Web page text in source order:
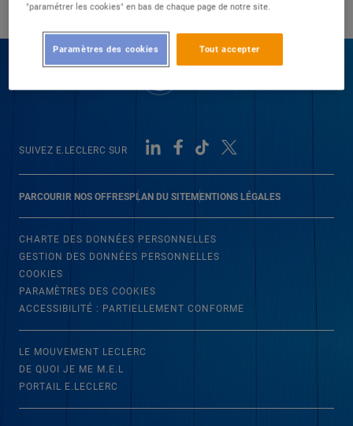
PARCOURIR NOS OFFRESPLAN DU SITEMENTIONS LÉGALES
SUIVEZ E.LECLERC SUR
CHARTE DES DONNÉES PERSONNELLES
GESTION DES DONNÉES PERSONNELLES
COOKIES
PARAMÈTRES DES COOKIES
ACCESSIBILITÉ : PARTIELLEMENT CONFORME
LE MOUVEMENT LECLERC
DE QUOI JE ME M.E.L
PORTAIL E.LECLERC
"paramétrer les cookies" en bas de chaque page de notre site.
Tout accepter
Paramètres des cookies